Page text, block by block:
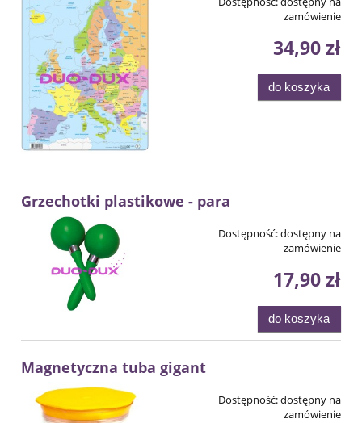
zamówienie
34,90 zł
do koszyka
Grzechotki plastikowe - para
Dostępność:dostępny na
zamówienie
17,90 zł
do koszyka
Magnetyczna tuba gigant
Dostępność:dostępny na
zamówienie